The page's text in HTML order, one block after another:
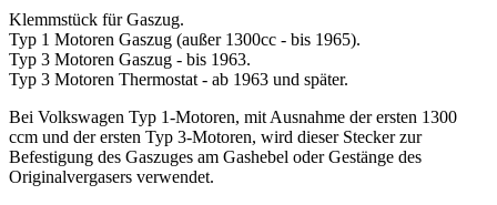
Klemmstück für Gaszug.
Typ 1 Motoren Gaszug (außer 1300cc - bis 1965).
Typ 3 Motoren Gaszug - bis 1963.
Typ 3 Motoren Thermostat - ab 1963 und später.
Bei Volkswagen Typ 1-Motoren, mit Ausnahme der ersten 1300
ccm und der ersten Typ 3-Motoren, wird dieser Stecker zur
Befestigung des Gaszuges am Gashebel oder Gestänge des
Originalvergasers verwendet.